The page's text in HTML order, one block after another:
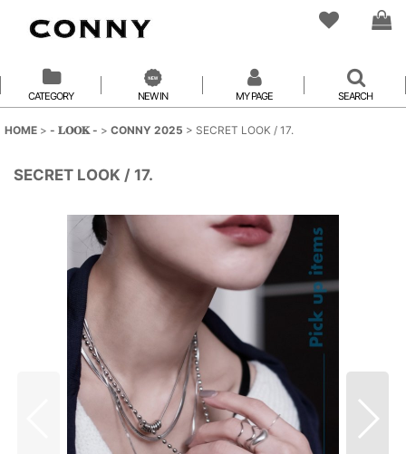
CATEGORY NEW IN MY PAGE SEARCH
HOME > - 𝐋𝐎𝐎𝐊 - > CONNY 2025 > SECRET LOOK / 17.
SECRET LOOK / 17.